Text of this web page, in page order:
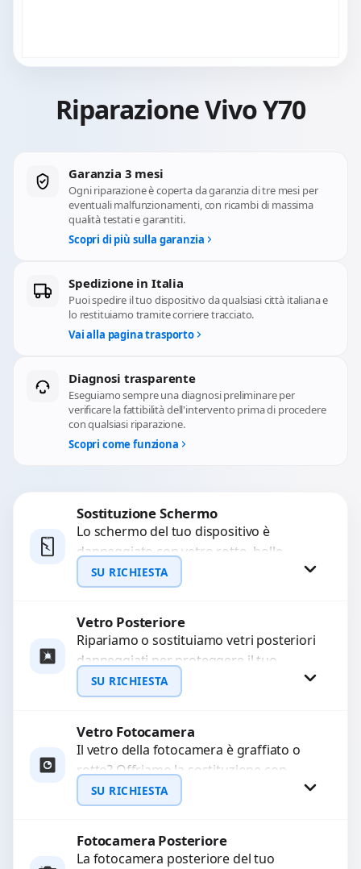
Riparazione Vivo Y70
Garanzia 3 mesi
Ogni riparazione è coperta da garanzia di tre mesi per
eventuali malfunzionamenti, con ricambi di massima
qualità testati e garantiti.
Scopri di più sulla garanzia
Spedizione in Italia
Puoi spedire il tuo dispositivo da qualsiasi città italiana e
lo restituiamo tramite corriere tracciato.
Vai alla pagina trasporto
Diagnosi trasparente
Eseguiamo sempre una diagnosi preliminare per
verificare la fattibilità dell'intervento prima di procedere
con qualsiasi riparazione.
Scopri come funziona
Sostituzione Schermo
Lo schermo del tuo dispositivo è
danneggiato con vetro rotto, bolle,
macchie, schermo nero o pixel morti?
Sostituiamo schermi completi...
SU RICHIESTA
Richiedi Preventivo
WhatsApp
Vetro Posteriore
Ripariamo o sostituiamo vetri posteriori
danneggiati per proteggere il tuo
dispositivo e ripristinare l’estetica
originale. Utilizziamo ricambi di alta
SU RICHIESTA
Richiedi Preventivo
WhatsApp
Vetro Fotocamera
Il vetro della fotocamera è graffiato o
rotto? Offriamo la sostituzione con
ricambi di alta qualità garantiti per 3
mesi....
SU RICHIESTA
Richiedi Preventivo
Fotocamera Posteriore
La fotocamera posteriore del tuo